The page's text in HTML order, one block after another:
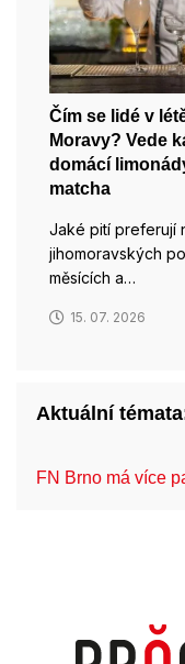
Čím se lidé v
Moravy? Vede
domácí
matcha
Jaké pití preferují
jihomoravských
měsících a…
15. 07. 2026
Aktuální
FN Brno má více